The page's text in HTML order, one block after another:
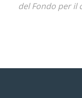
del Fondo per il